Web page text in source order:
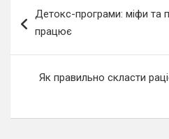
по
Детокс-програми: міфи та
працює
Як правильно скласти